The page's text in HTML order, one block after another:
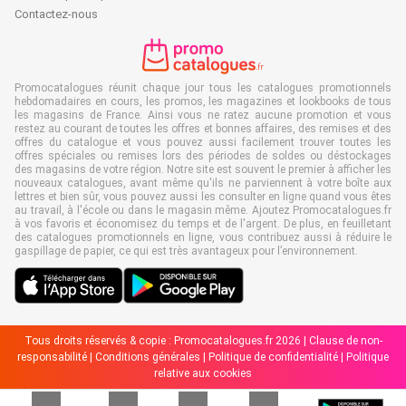
Contactez-nous
Promocatalogues réunit chaque jour tous les catalogues promotionnels
hebdomadaires en cours, les promos, les magazines et lookbooks de tous
les magasins de France. Ainsi vous ne ratez aucune promotion et vous
restez au courant de toutes les offres et bonnes affaires, des remises et des
offres du catalogue et vous pouvez aussi facilement trouver toutes les
offres spéciales ou remises lors des périodes de soldes ou déstockages
des magasins de votre région. Notre site est souvent le premier à afficher les
nouveaux catalogues, avant même qu'ils ne parviennent à votre boîte aux
lettres et bien sûr, vous pouvez aussi les consulter en ligne quand vous êtes
au travail, à l'école ou dans le magasin même. Ajoutez Promocatalogues.fr
à vos favoris et économisez du temps et de l'argent. De plus, en feuilletant
des catalogues promotionnels en ligne, vous contribuez aussi à réduire le
gaspillage de papier, ce qui est très avantageux pour l’environnement.
Tous droits réservés & copie : Promocatalogues.fr 2026 | Clause de non-
responsabilité
Conditions générales Politique de confidentialité
Politique
relative aux cookies